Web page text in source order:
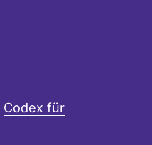
Codex für